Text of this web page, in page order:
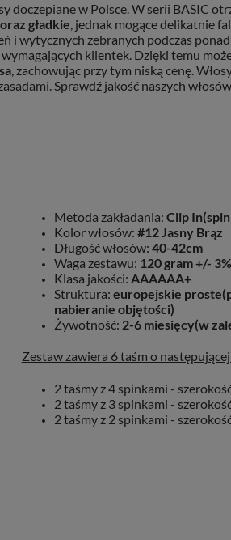
doczepiane w Polsce. W serii BASIC
gładkie, jednak mogące delikatnie
i wytycznych zebranych podczas
klientek. Dzięki temu
, zachowując przy tym niską cenę.
Sprawdź jakość naszych
Metoda zakładania: Clip
Kolor włosów: #12 Jasny Brąz
Długość włosów: 40-42cm
Waga zestawu: 120 gram +/- 3%
Klasa jakości: AAAAAA+
Struktura: europejskie
nabieranie objętości)
Żywotność: 2-6 miesięcy(w
Zestaw zawiera 6 taśm o
2 taśmy z 4 spinkami -
2 taśmy z 3 spinkami -
2 taśmy z 2 spinkami -